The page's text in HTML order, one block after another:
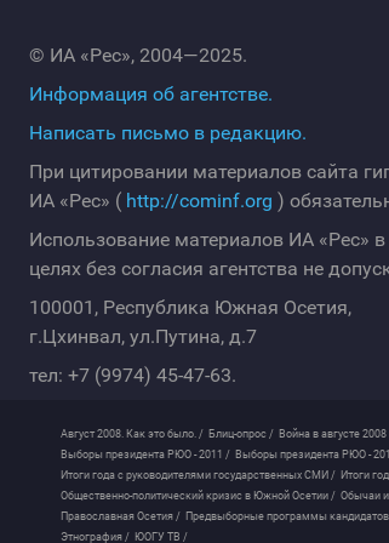
© ИА «Рес», 2004—2025.
Информация об агентстве.
Написать письмо в редакцию.
При цитировании материалов сайта
ИА «Рес» ( http://cominf.org )
Использование материалов ИА «Рес»
целях без согласия агентства не
100001, Республика Южная Осетия,
г.Цхинвал, ул.Путина, д.7
тел: +7 (9974) 45-47-63.
Август 2008. Как это было. / Блиц-опрос / Война в августе
Выборы президента РЮО - 2011 / Выборы президента РЮО -
Итоги года с руководителями государственных СМИ / Итоги
Общественно-политический кризис в Южной Осетии / Обычаи и
Православная Осетия / Предвыборные программы
Этнография / ЮОГУ ТВ /